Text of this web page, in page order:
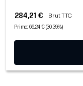
284,21 € Brut TTC
Prime: 66,24 € (30,39%)